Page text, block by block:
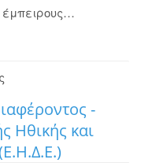
έμπειρους…
-
Ηθικής και